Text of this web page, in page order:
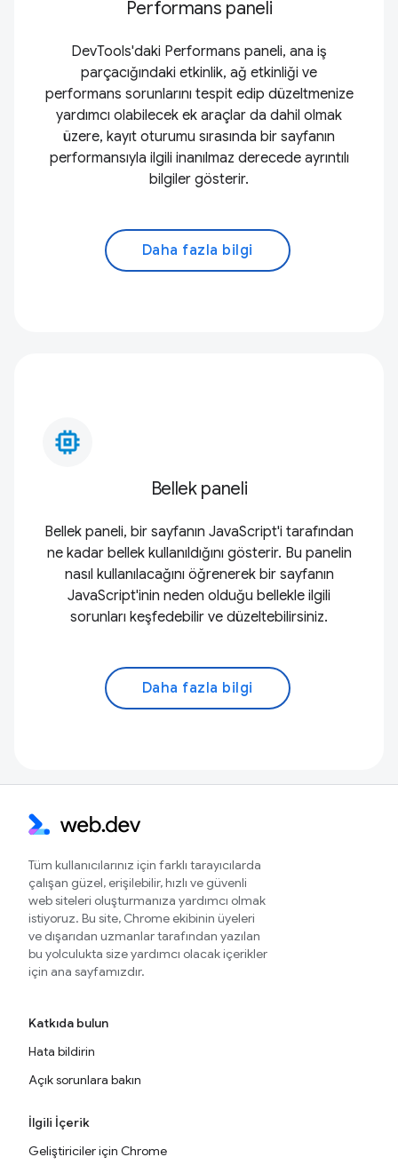
Performans paneli
DevTools'daki Performans paneli, ana iş
parçacığındaki etkinlik, ağ etkinliği ve
performans sorunlarını tespit edip düzeltmenize
yardımcı olabilecek ek araçlar da dahil olmak
üzere, kayıt oturumu sırasında bir sayfanın
performansıyla ilgili inanılmaz derecede ayrıntılı
bilgiler gösterir.
Daha fazla bilgi
memory_alt
Bellek paneli
Bellek paneli, bir sayfanın JavaScript'i tarafından
ne kadar bellek kullanıldığını gösterir. Bu panelin
nasıl kullanılacağını öğrenerek bir sayfanın
JavaScript'inin neden olduğu bellekle ilgili
sorunları keşfedebilir ve düzeltebilirsiniz.
Daha fazla bilgi
Tüm kullanıcılarınız için farklı tarayıcılarda
çalışan güzel, erişilebilir, hızlı ve güvenli
web siteleri oluşturmanıza yardımcı olmak
istiyoruz. Bu site, Chrome ekibinin üyeleri
ve dışarıdan uzmanlar tarafından yazılan
bu yolculukta size yardımcı olacak içerikler
için ana sayfamızdır.
Katkıda bulun
Hata bildirin
Açık sorunlara bakın
İlgili İçerik
Geliştiriciler için Chrome